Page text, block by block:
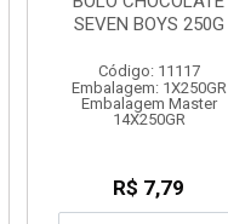
SEVEN BOYS 250G
Código: 11117
Embalagem: 1X250GR
Embalagem Master
14X250GR
R$ 7,79